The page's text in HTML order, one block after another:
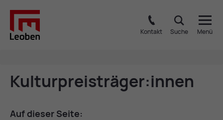
Kontakt Suche Menü
Kul­tur­preis­trä­ger:in­nen
Auf die­ser Sei­te: